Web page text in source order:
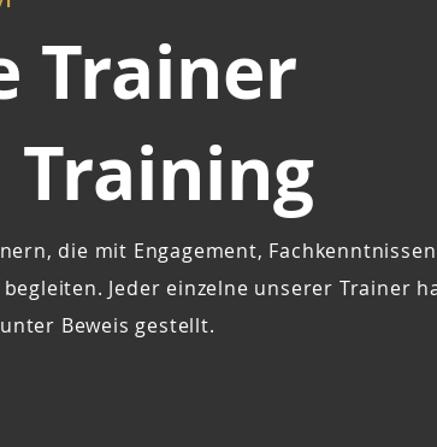
Trainer
die mit Engagement,
Jeder einzelne unserer Trainer
Beweis gestellt.